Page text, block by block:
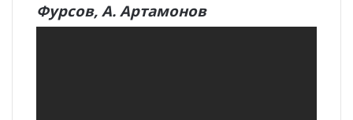
Фурсов, А. Артамонов